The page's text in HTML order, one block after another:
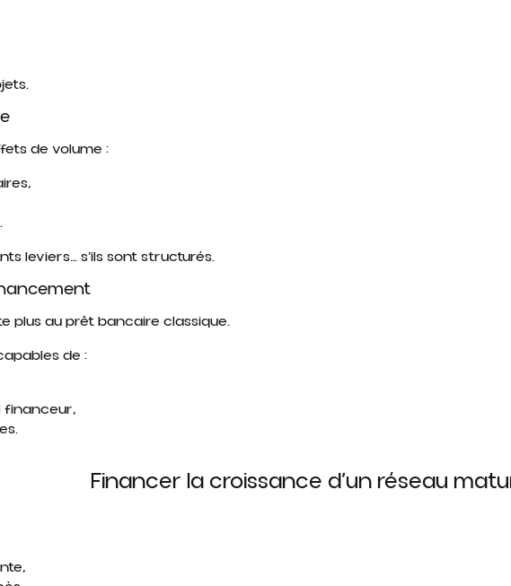
de volume :
leviers… s’ils sont structurés.
plus au prêt bancaire classique.
de :
financeur,
Financer la croissance d’un réseau